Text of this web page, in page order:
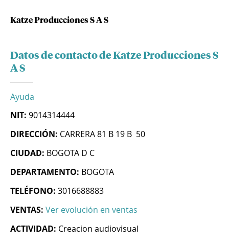
Katze Producciones S A S
Datos de contacto de Katze Producciones S
A S
Ayuda
NIT: 9014314444
DIRECCIÓN: CARRERA 81 B 19 B 50
CIUDAD: BOGOTA D C
DEPARTAMENTO: BOGOTA
TELÉFONO: 3016688883
VENTAS: Ver evolución en ventas
ACTIVIDAD: Creacion audiovisual